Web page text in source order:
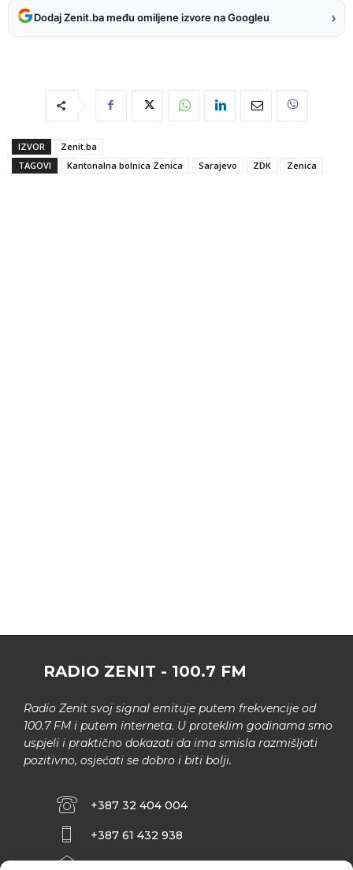
Dodaj Zenit.ba među omiljene izvore na Googleu ›
IZVOR
Zenit.ba
TAGOVI
Kantonalna bolnica Zenica Sarajevo ZDK Zenica
RADIO ZENIT - 100.7 FM
Radio Zenit svoj signal emituje putem frekvencije od
100.7 FM i putem interneta. U proteklim godinama smo
uspjeli i praktično dokazati da ima smisla razmišljati
pozitivno, osjećati se dobro i biti bolji.
+387 32 404 004
+387 61 432 938
INFO@ZENIT.BA